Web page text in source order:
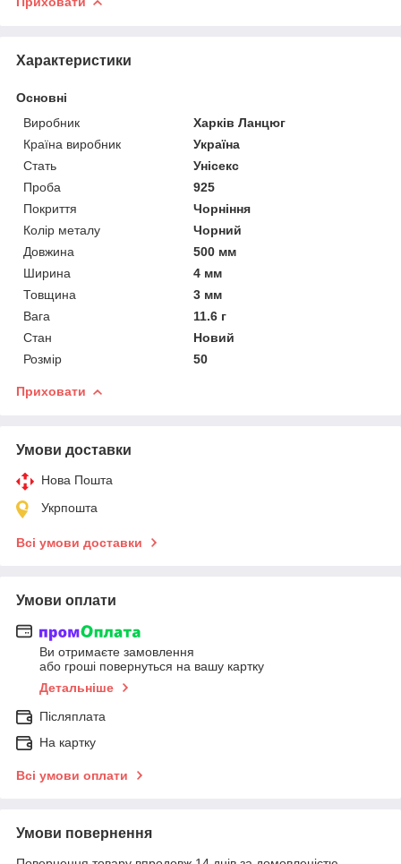
Характеристики
Основні
Виробник
Харків Ланцюг
Країна виробник
Україна
Стать
Унісекс
Проба
925
Покриття
Чорніння
Колір металу
Чорний
Довжина
500 мм
Ширина
4 мм
Товщина
3 мм
Вага
11.6 г
Стан
Новий
Розмір
50
Приховати
Умови доставки
Нова Пошта
Укрпошта
Всі умови доставки
Умови оплати
Ви отримаєте замовлення
або гроші повернуться на вашу картку
Детальніше
Післяплата
На картку
Всі умови оплати
Умови повернення